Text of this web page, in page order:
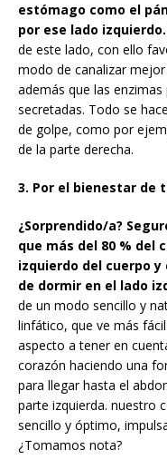
estómago como el
por ese lado izquierdo.
de este lado, con ello
modo de canalizar
además que las
secretadas. Todo se
de golpe, como por
de la parte derecha.
3. Por el bienestar de
¿Sorprendido/a?
que más del 80 % del
izquierdo del cuerpo
de dormir en el lado
de un modo sencillo y
linfático, que ve más
aspecto a tener en
corazón haciendo una
para llegar hasta el
parte izquierda. nuestro
sencillo y óptimo,
¿Tomamos nota?